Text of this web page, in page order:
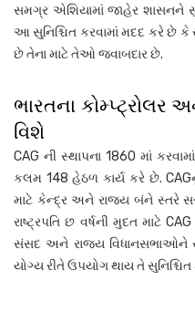
સમગ્ર એશિયામાં જાહેર શાસનને
આ સુનિશ્ચિત કરવામાં મદદ કરે છે કે
છે તેના માટે તેઓ જવાબદાર છે.
ભારતના
વિશે
CAG ની સ્થાપના 1860 માં
કલમ 148 હેઠળ કાર્ય કરે છે.
માટે કેન્દ્ર અને રાજ્ય બંને સ્તરે
રાષ્ટ્રપતિ છ વર્ષની મુદત માટે
સંસદ અને રાજ્ય વિધાનસભાઓને
યોગ્ય રીતે ઉપયોગ થાય તે